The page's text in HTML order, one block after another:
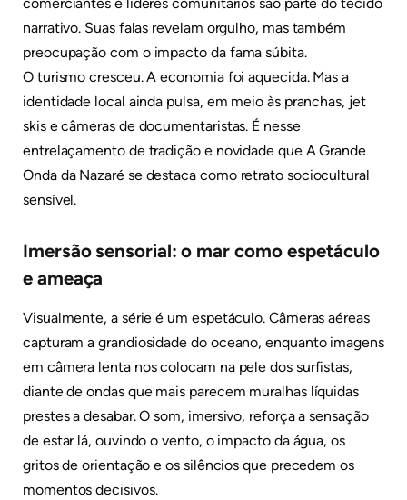
narrativo. Suas falas revelam orgulho, mas também
preocupação com o impacto da fama súbita.
O turismo cresceu. A economia foi aquecida. Mas a
identidade local ainda pulsa, em meio às pranchas, jet
skis e câmeras de documentaristas. É nesse
entrelaçamento de tradição e novidade que A Grande
Onda da Nazaré se destaca como retrato sociocultural
sensível.
Imersão sensorial: o mar como espetáculo
e ameaça
Visualmente, a série é um espetáculo. Câmeras aéreas
capturam a grandiosidade do oceano, enquanto imagens
em câmera lenta nos colocam na pele dos surfistas,
diante de ondas que mais parecem muralhas líquidas
prestes a desabar. O som, imersivo, reforça a sensação
de estar lá, ouvindo o vento, o impacto da água, os
gritos de orientação e os silêncios que precedem os
momentos decisivos.